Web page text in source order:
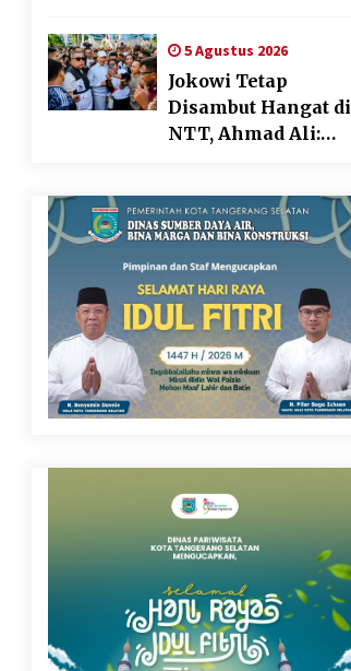
Manusia, Megawati
Soekarnoputri
Tegaskan
Kepemimpinan
Perempuan Bukan
Merawat Dan
Merangkul
5 Agustus 2026
Jokowi Tetap
Disambut Hangat di
NTT, Ahmad Ali:
Masih Dirasakan
Masyarakat